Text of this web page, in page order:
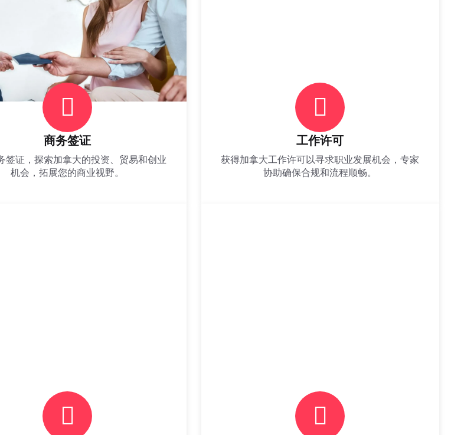
商务签证
签证，探索加拿大的投资、贸易和创业
机会，拓展您的商业视野。
工作许可
获得加拿大工作许可以寻求职业发展机会，专家
协助确保合规和流程顺畅。